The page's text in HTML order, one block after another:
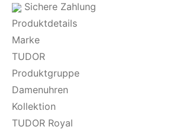
Sichere Zahlung
Produktdetails
Marke
TUDOR
Produktgruppe
Damenuhren
Kollektion
TUDOR Royal